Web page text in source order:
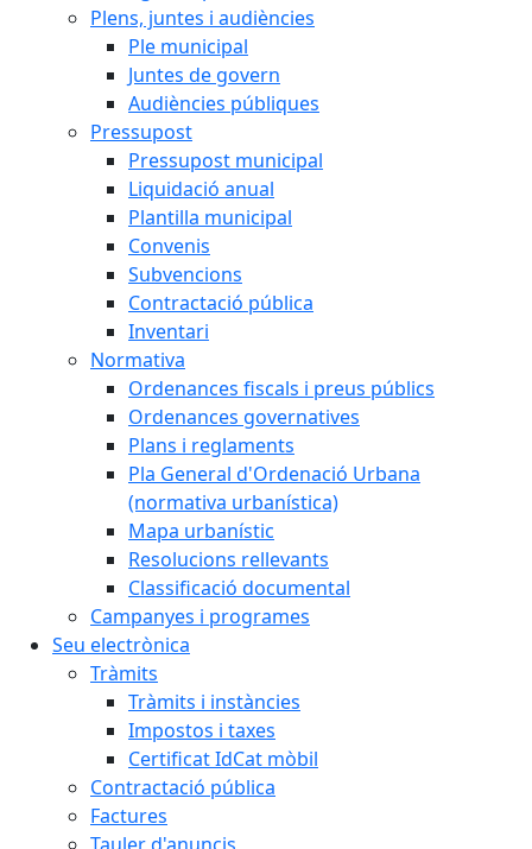
Plens, juntes i audiències
Ple municipal
Juntes de govern
Audiències públiques
Pressupost
Pressupost municipal
Liquidació anual
Plantilla municipal
Convenis
Subvencions
Contractació pública
Inventari
Normativa
Ordenances fiscals i preus públics
Ordenances governatives
Plans i reglaments
Pla General d'Ordenació Urbana
(normativa urbanística)
Mapa urbanístic
Resolucions rellevants
Classificació documental
Campanyes i programes
Seu electrònica
Tràmits
Tràmits i instàncies
Impostos i taxes
Certificat IdCat mòbil
Contractació pública
Factures